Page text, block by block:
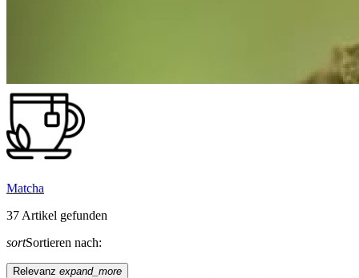
Matcha
37 Artikel gefunden
sortSortieren nach:
Relevanz expand_more